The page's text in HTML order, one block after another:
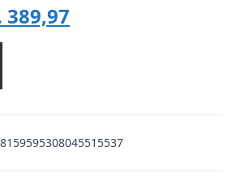
389,97
kr. 389,97.
8159595308045515537